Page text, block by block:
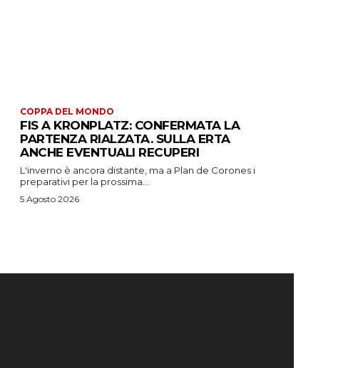
COPPA DEL MONDO
FIS A KRONPLATZ: CONFERMATA LA
PARTENZA RIALZATA. SULLA ERTA
ANCHE EVENTUALI RECUPERI
L'inverno è ancora distante, ma a Plan de Corones i
preparativi per la prossima...
5 Agosto 2026